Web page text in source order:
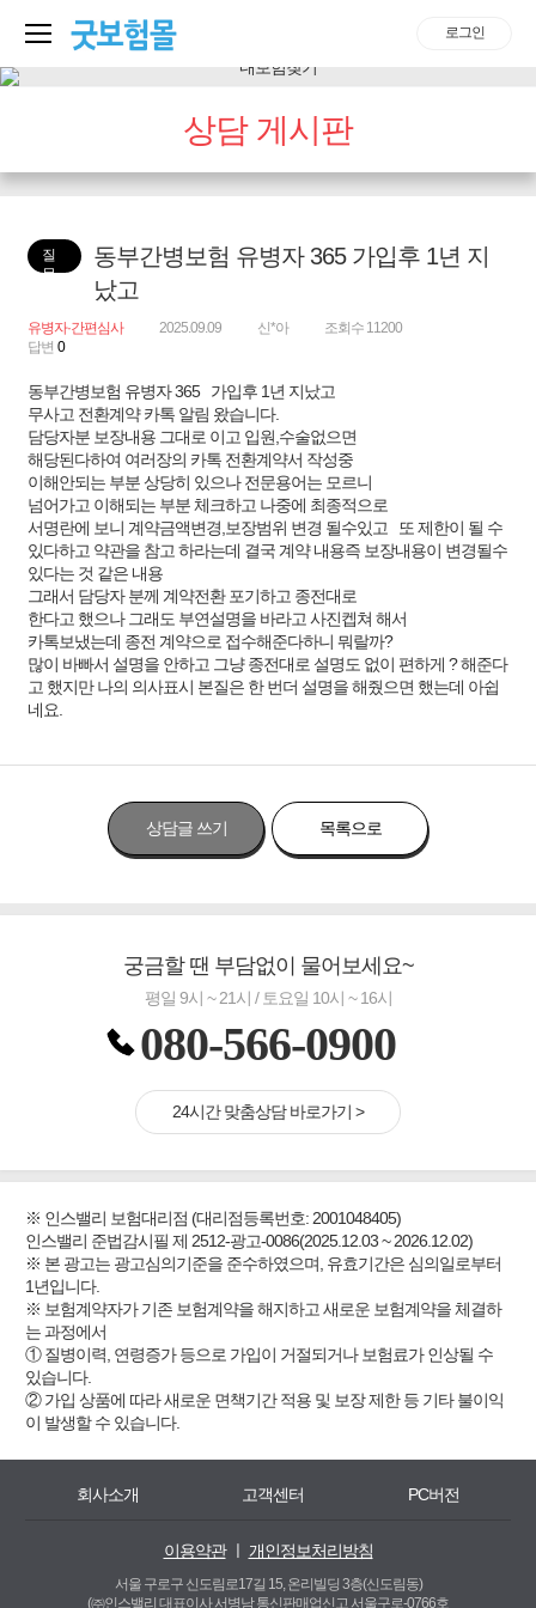
로그인
상담 게시판
질
문
동부간병보험 유병자 365 가입후 1년 지
났고
유병자·간편심사 2025.09.09 신*아
조회수 11200
답변 0
동부간병보험 유병자 365 가입후 1년 지났고
무사고 전환계약 카톡 알림 왔습니다.
담당자분 보장내용 그대로 이고 입원,수술없으면
해당된다하여 여러장의 카톡 전환계약서 작성중
이해안되는 부분 상당히 있으나 전문용어는 모르니
넘어가고 이해되는 부분 체크하고 나중에 최종적으로
서명란에 보니 계약금액변경,보장범위 변경 될수있고 또 제한이 될 수
있다하고 약관을 참고 하라는데 결국 계약 내용즉 보장내용이 변경될수
있다는 것 같은 내용
그래서 담당자 분께 계약전환 포기하고 종전대로
한다고 했으나 그래도 부연설명을 바라고 사진켑쳐 해서
카톡보냈는데 종전 계약으로 접수해준다하니 뭐랄까?
많이 바빠서 설명을 안하고 그냥 종전대로 설명도 없이 편하게 ? 해준다
고 했지만 나의 의사표시 본질은 한 번더 설명을 해줬으면 했는데 아쉽
네요.
상담글 쓰기 목록으로
궁금할 땐 부담없이 물어보세요~
평일 9시 ~ 21시 / 토요일 10시 ~ 16시
080-566-0900
24시간 맞춤상담 바로가기 >
※ 인스밸리 보험대리점 (대리점등록번호: 2001048405)
인스밸리 준법감시필 제 2512-광고-0086(2025.12.03 ~ 2026.12.02)
※ 본 광고는 광고심의기준을 준수하였으며, 유효기간은 심의일로부터
1년입니다.
※ 보험계약자가 기존 보험계약을 해지하고 새로운 보험계약을 체결하
는 과정에서
① 질병이력, 연령증가 등으로 가입이 거절되거나 보험료가 인상될 수
있습니다.
② 가입 상품에 따라 새로운 면책기간 적용 및 보장 제한 등 기타 불이익
이 발생할 수 있습니다.
회사소개 고객센터 PC버전
이용약관ㅣ 개인정보처리방침
서울 구로구 신도림로17길 15, 온리빌딩 3층(신도림동)
(㈜인스밸리 대표이사 서병남 통신판매업신고 서울구로-0766호